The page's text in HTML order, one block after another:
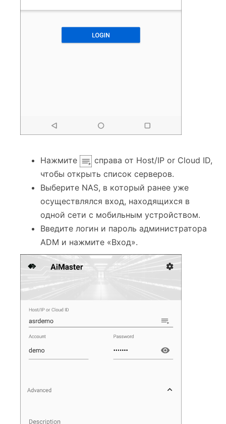
Нажмите
справа от Host/IP or Cloud ID,
чтобы открыть список серверов.
Выберите NAS, в который ранее уже
осуществлялся вход, находящихся в
одной сети с мобильным устройством.
Введите логин и пароль администратора
ADM и нажмите «Вход».